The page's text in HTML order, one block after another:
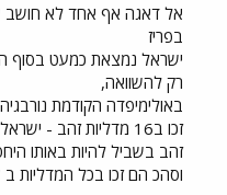
אל דאגה אף אחד לא חושב
בפריז
ישראל נמצאת כמעט בסוף
רק להשוואה,
באולימיפדה הקודמת נורבגיה מדינה של 5
זהב בשביל להיות באותו
וסהכ הם זכו בכל המדליות ב 37 , ישראל זכתה בארד 1